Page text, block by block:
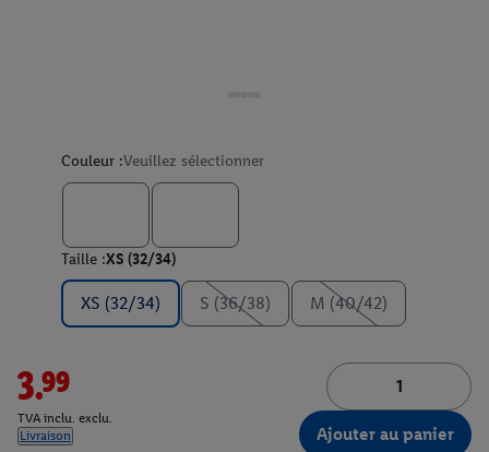
Couleur :Veuillez sélectionner
Taille :XS (32/34)
XS (32/34) S (36/38) M (40/42)
3.99
TVA inclu. exclu.
Livraison
Ajouter au panier